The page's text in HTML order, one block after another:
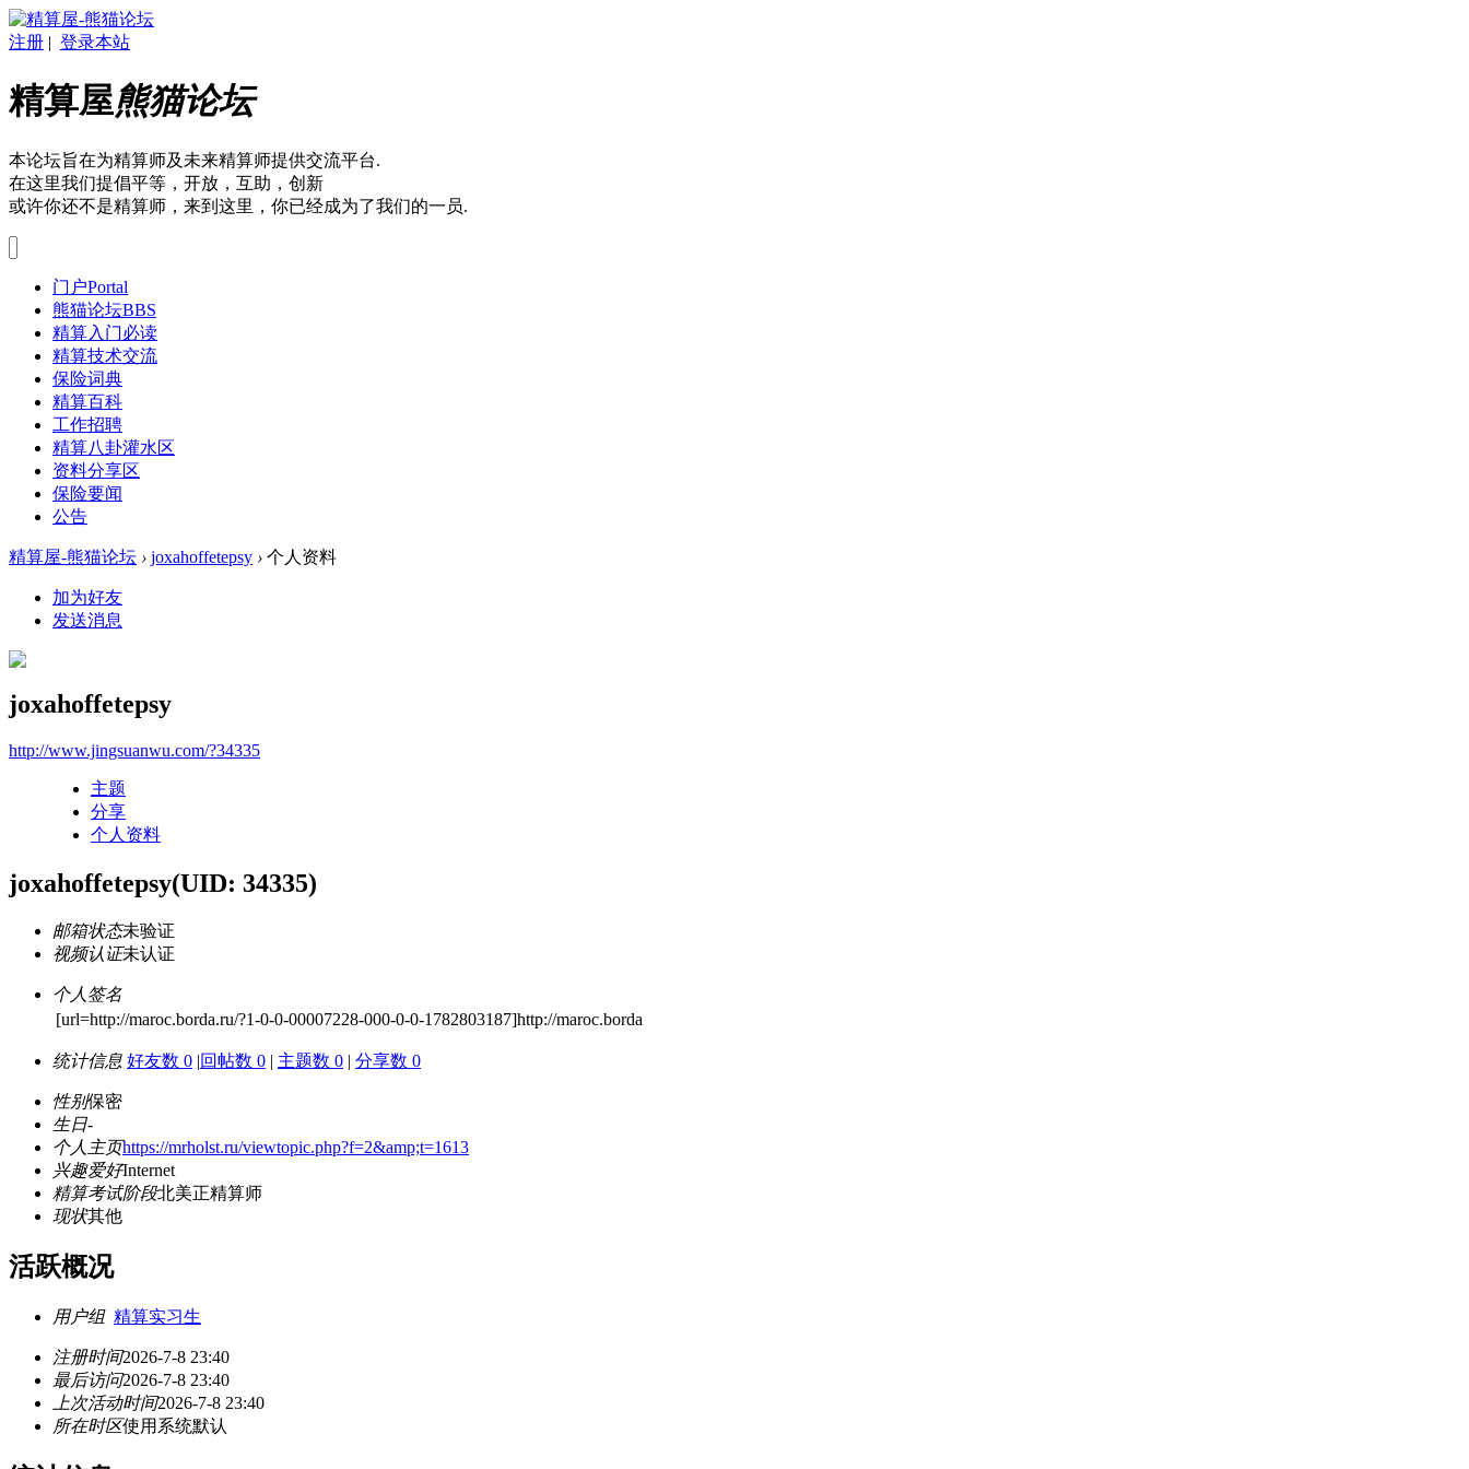
注册 | 登录本站
精算屋熊猫论坛
本论坛旨在为精算师及未来精算师提供交流平台.
在这里我们提倡平等，开放，互助，创新
或许你还不是精算师，来到这里，你已经成为了我们的一员.
门户Portal
熊猫论坛BBS
精算入门必读
精算技术交流
保险词典
精算百科
工作招聘
精算八卦灌水区
资料分享区
保险要闻
公告
精算屋-熊猫论坛 › joxahoffetepsy › 个人资料
加为好友
发送消息
joxahoffetepsy
http://www.jingsuanwu.com/?34335
主题
分享
个人资料
joxahoffetepsy(UID: 34335)
邮箱状态未验证
视频认证未认证
个人签名
[url=http://maroc.borda.ru/?1-0-0-00007228-000-0-0-1782803187]http://maroc.borda
统计信息 好友数 0 |回帖数 0 | 主题数 0 | 分享数 0
性别保密
生日-
个人主页https://mrholst.ru/viewtopic.php?f=2&amp;t=1613
兴趣爱好Internet
精算考试阶段北美正精算师
现状其他
活跃概况
用户组 精算实习生
注册时间2026-7-8 23:40
最后访问2026-7-8 23:40
上次活动时间2026-7-8 23:40
所在时区使用系统默认